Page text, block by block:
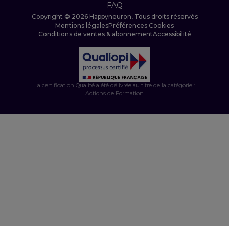
FAQ
Copyright © 2026 Happyneuron, Tous droits réservés
Mentions légalesPréférences Cookies
Conditions de ventes & abonnementAccessibilité
La certification Qualité a été délivrée au titre de la catégorie :
Actions de Formation